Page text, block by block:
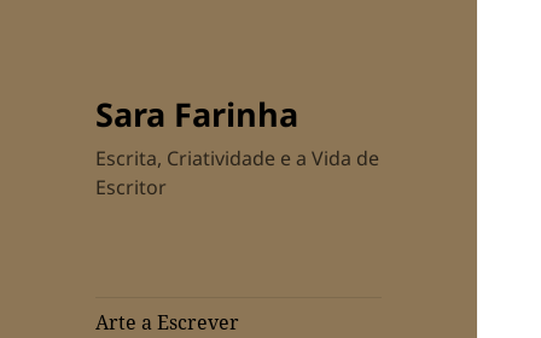
Sara Farinha
Escrita, Criatividade e a Vida de
Escritor
Arte a Escrever